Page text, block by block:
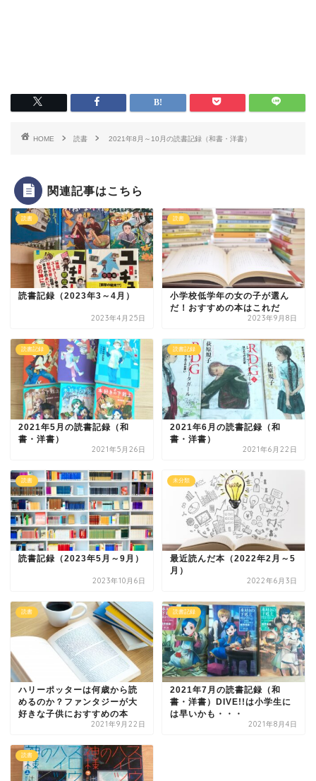
HOME 読書 2021年8月～10月の読書記録（和書・洋書）
関連記事はこちら
読書
読書記録（2023年3～4月）
2023年4月25日
読書
小学校低学年の女の子が選ん
だ！おすすめの本はこれだ
2023年9月8日
読書記録
2021年5月の読書記録（和
書・洋書）
2021年5月26日
読書記録
2021年6月の読書記録（和
書・洋書）
2021年6月22日
読書
読書記録（2023年5月～9月）
2023年10月6日
未分類
最近読んだ本（2022年2月～5
月）
2022年6月3日
読書
ハリーポッターは何歳から読
めるのか？ファンタジーが大
好きな子供におすすめの本
2021年9月22日
読書記録
2021年7月の読書記録（和
書・洋書）DIVE!!は小学生に
は早いかも・・・
2021年8月4日
読書